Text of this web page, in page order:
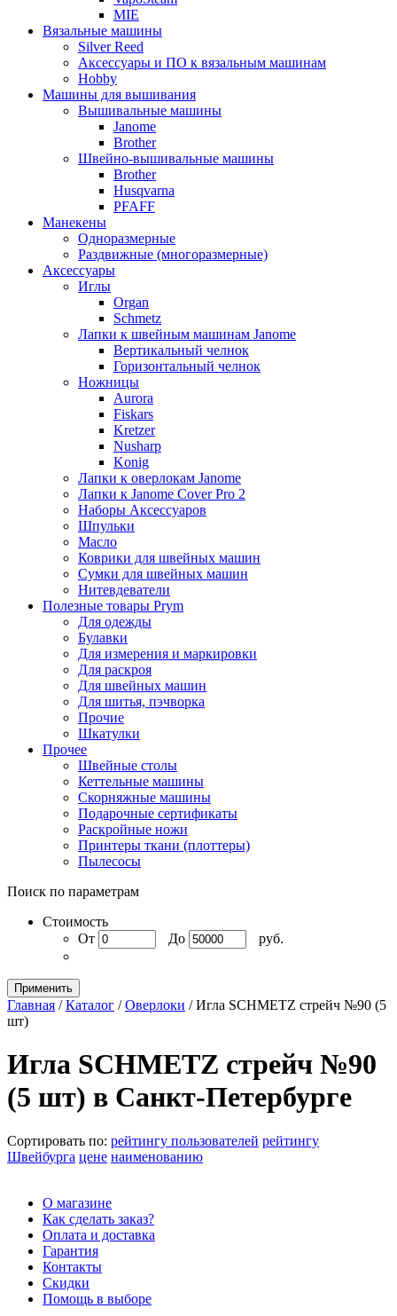
MIE
Вязальные машины
Silver Reed
Аксессуары и ПО к вязальным машинам
Hobby
Машины для вышивания
Вышивальные машины
Janome
Brother
Швейно-вышивальные машины
Brother
Husqvarna
PFAFF
Манекены
Одноразмерные
Раздвижные (многоразмерные)
Аксессуары
Иглы
Organ
Schmetz
Лапки к швейным машинам Janome
Вертикальный челнок
Горизонтальный челнок
Ножницы
Aurora
Fiskars
Kretzer
Nusharp
Konig
Лапки к оверлокам Janome
Лапки к Janome Cover Pro 2
Наборы Аксессуаров
Шпульки
Масло
Коврики для швейных машин
Сумки для швейных машин
Нитевдеватели
Полезные товары Prym
Для одежды
Булавки
Для измерения и маркировки
Для раскроя
Для швейных машин
Для шитья, пэчворка
Прочие
Шкатулки
Прочее
Швейные столы
Кеттельные машины
Скорняжные машины
Подарочные сертификаты
Раскройные ножи
Принтеры ткани (плоттеры)
Пылесосы
Поиск по параметрам
Стоимость
От
До руб.
Применить
Главная /Каталог /Оверлоки /Игла SCHMETZ стрейч №90 (5
шт)
Игла SCHMETZ стрейч №90
(5 шт) в Санкт-Петербурге
Сортировать по: рейтингу пользователей рейтингу
Швейбурга цене наименованию
О магазине
Как сделать заказ?
Оплата и доставка
Гарантия
Контакты
Скидки
Помощь в выборе